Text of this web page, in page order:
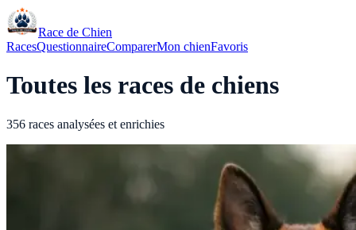
Race de Chien
RacesQuestionnaireComparerMon chienFavoris
Toutes les races de chiens
356 races analysées et enrichies